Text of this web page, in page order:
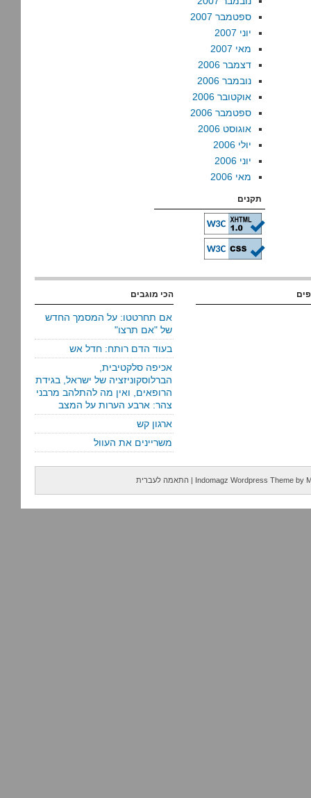
ספטמבר 2007
יוני 2007
מאי 2007
דצמבר 2006
נובמבר 2006
אוקטובר 2006
ספטמבר 2006
אוגוסט 2006
יולי 2006
יוני 2006
מאי 2006
תקנים
הכי מוגבים
אם תחרטטו: על המסמך החדש
של "אם תרצו"
בעוד הדם רותח: חדל אש
אכיפה סלקטיבית,
הברלוסקוניזציה של ישראל, בגידת
הרופאים, ואין מה להתלהב מרבני
צהר: ארבע הערות על המצב
ארגון קש
משריינים את העוול
Indomagz Wordpress Theme by
| התאמה לעברית